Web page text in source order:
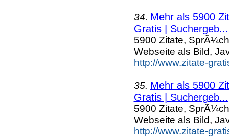
34. Mehr als 5900
Gratis | Suchergeb...
5900 Zitate,
Webseite als Bild,
http://www.zitate-
35. Mehr als 5900
Gratis | Suchergeb...
5900 Zitate,
Webseite als Bild,
http://www.zitate-